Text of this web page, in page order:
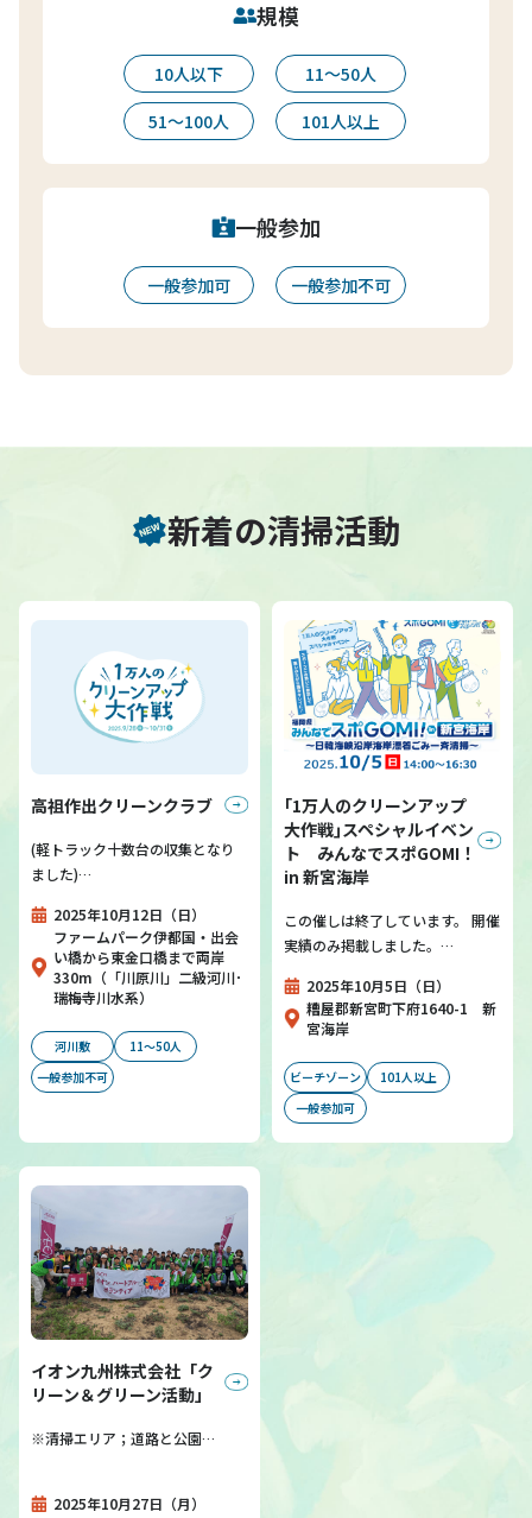
規模
10人以下
11〜50人
51〜100人
101人以上
一般参加
一般参加可 一般参加不可
新着の清掃活動
高祖作出クリーンクラブ
(軽トラック十数台の収集となり
ました)…
2025年10月12日（日）
ファームパーク伊都国・出会
い橋から東金口橋まで両岸
330m（「川原川」二級河川･
瑞梅寺川水系）
河川敷
11～50人
一般参加不可
｢1万人のクリーンアップ
大作戦｣スペシャルイベン
ト みんなでスポGOMI！
in 新宮海岸
この催しは終了しています。 開催
実績のみ掲載しました。…
2025年10月5日（日）
糟屋郡新宮町下府1640-1 新
宮海岸
ビーチゾーン
101人以上
一般参加可
イオン九州株式会社「ク
リーン＆グリーン活動」
※清掃エリア；道路と公園…
2025年10月27日（月）